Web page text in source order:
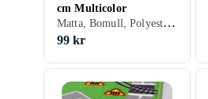
cm Multicolor
Matta, Bomull, Polyester, Svart, Vit, Silver, Grå, Brun, Blå, Röd, Gul, Orange, Grön, Beige, Rosa, Lila, Rund, Små mattor
99 kr